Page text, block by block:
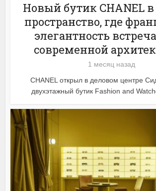
Новый бутик CHANEL
пространство, где
элегантность
современной
1 месяц назад
CHANEL открыл в деловом центре
двухэтажный бутик Fashion and